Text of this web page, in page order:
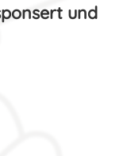
und